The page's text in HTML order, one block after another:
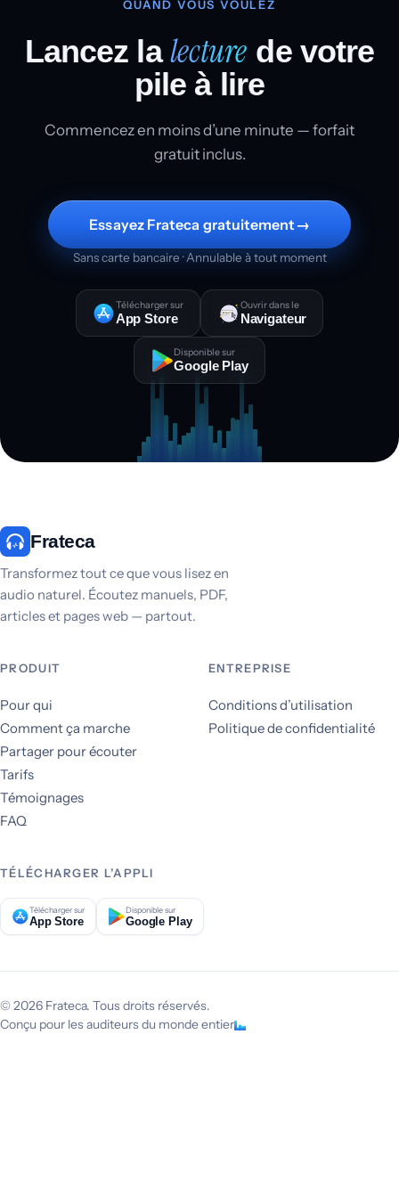
QUAND VOUS VOULEZ
Lancez lalecture de votre
pile à lire
Commencez en moins d’une minute — forfait
gratuit inclus.
Essayez Frateca gratuitement →
Sans carte bancaire · Annulable à tout moment
Télécharger sur
App Store
Ouvrir dans le
Navigateur
Disponible sur
Google Play
Frateca
Transformez tout ce que vous lisez en
audio naturel. Écoutez manuels, PDF,
articles et pages web — partout.
PRODUIT
Pour qui
Comment ça marche
Partager pour écouter
Tarifs
Témoignages
FAQ
ENTREPRISE
Conditions d’utilisation
Politique de confidentialité
TÉLÉCHARGER L’APPLI
Télécharger sur
App Store
Disponible sur
Google Play
© 2026 Frateca. Tous droits réservés.
Conçu pour les auditeurs du monde entier